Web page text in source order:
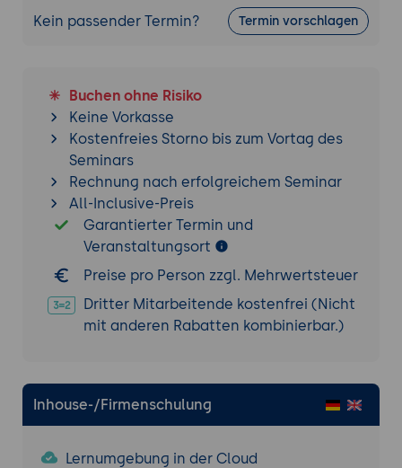
Kein passender Termin? Termin vorschlagen
Buchen ohne Risiko
Keine Vorkasse
Kostenfreies Storno bis zum Vortag des
Seminars
Rechnung nach erfolgreichem Seminar
All-Inclusive-Preis
Garantierter Termin und
Veranstaltungsort
Preise pro Person zzgl. Mehrwertsteuer
Dritter Mitarbeitende kostenfrei (Nicht
mit anderen Rabatten kombinierbar.)
Inhouse-/Firmenschulung
Lernumgebung in der Cloud